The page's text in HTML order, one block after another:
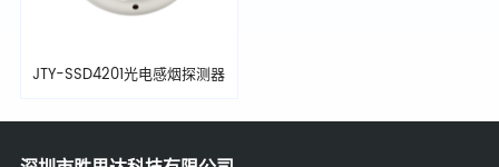
JTY-SSD4201光电感烟探测器